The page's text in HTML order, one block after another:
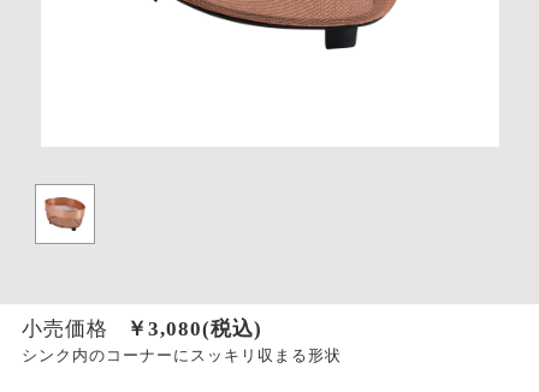
小売価格 ￥ 3,080(税込)
シンク内のコーナーにスッキリ収まる形状